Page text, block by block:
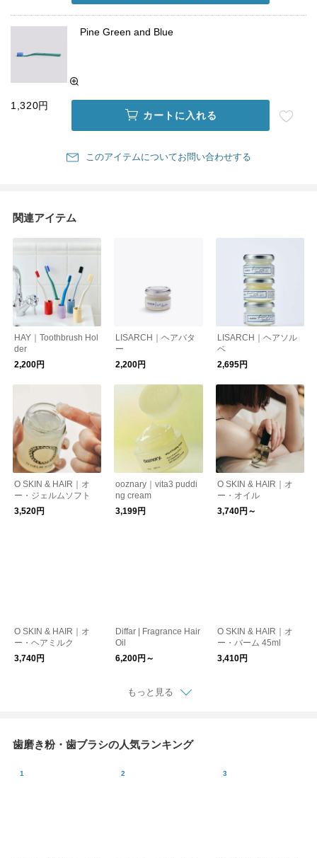
Pine Green and Blue
1,320円
カートに入れる
このアイテムについてお問い合わせする
関連アイテム
HAY｜Toothbrush Hol
der
2,200円
LISARCH｜ヘアバタ
ー
2,200円
LISARCH｜ヘアソル
ベ
2,695円
O SKIN & HAIR｜オ
ー・ジェルムソフト
3,520円
ooznary｜vita3 puddi
ng cream
3,199円
O SKIN & HAIR｜オ
ー・オイル
3,740円～
O SKIN & HAIR｜オ
ー・ヘアミルク
3,740円
Diffar | Fragrance Hair
Oil
6,200円～
O SKIN & HAIR｜オ
ー・バーム 45ml
3,410円
もっと見る
歯磨き粉・歯ブラシの人気ランキング